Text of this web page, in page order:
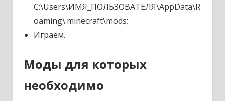
C:\Users\ИМЯ_ПОЛЬЗОВАТЕЛЯ\AppData\R
oaming\.minecraft\mods;
Играем.
Моды для которых
необходимо